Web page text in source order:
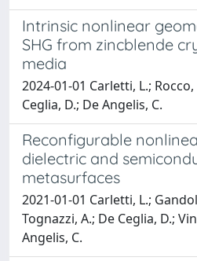
Intrinsic nonlinear
SHG from zincblende
media
2024-01-01 Carletti, L.;
Ceglia, D.; De Angelis, C.
Reconfigurable
dielectric and
metasurfaces
2021-01-01 Carletti, L.;
Tognazzi, A.; De Ceglia, D.;
Angelis, C.